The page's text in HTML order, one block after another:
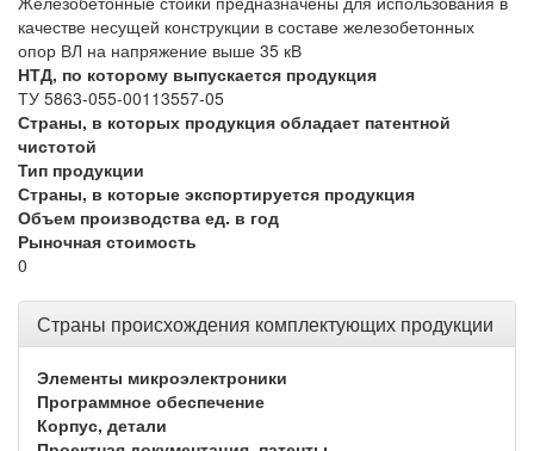
качестве несущей конструкции в составе железобетонных
опор ВЛ на напряжение выше 35 кВ
НТД, по которому выпускается продукция
ТУ 5863-055-00113557-05
Страны, в которых продукция обладает патентной
чистотой
Тип продукции
Страны, в которые экспортируется продукция
Объем производства ед. в год
Рыночная стоимость
0
Страны происхождения комплектующих продукции
Элементы микроэлектроники
Программное обеспечение
Корпус, детали